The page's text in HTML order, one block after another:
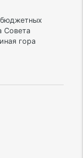
Совета
гора